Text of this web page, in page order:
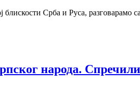
блискости Срба и Руса, разговарамо
народа.